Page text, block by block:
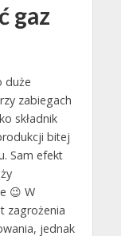
gaz
duże
zabiegach
składnik
bitej
Sam efekt
😉 W
zagrożenia
jednak